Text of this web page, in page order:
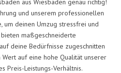
aus Wiesbaden genau richtig!
und unserem professionellen
um deinen Umzug stressfrei und
maßgeschneiderte
deine Bedürfnisse zugeschnitten
auf eine hohe Qualität unserer
Preis-Leistungs-Verhältnis.